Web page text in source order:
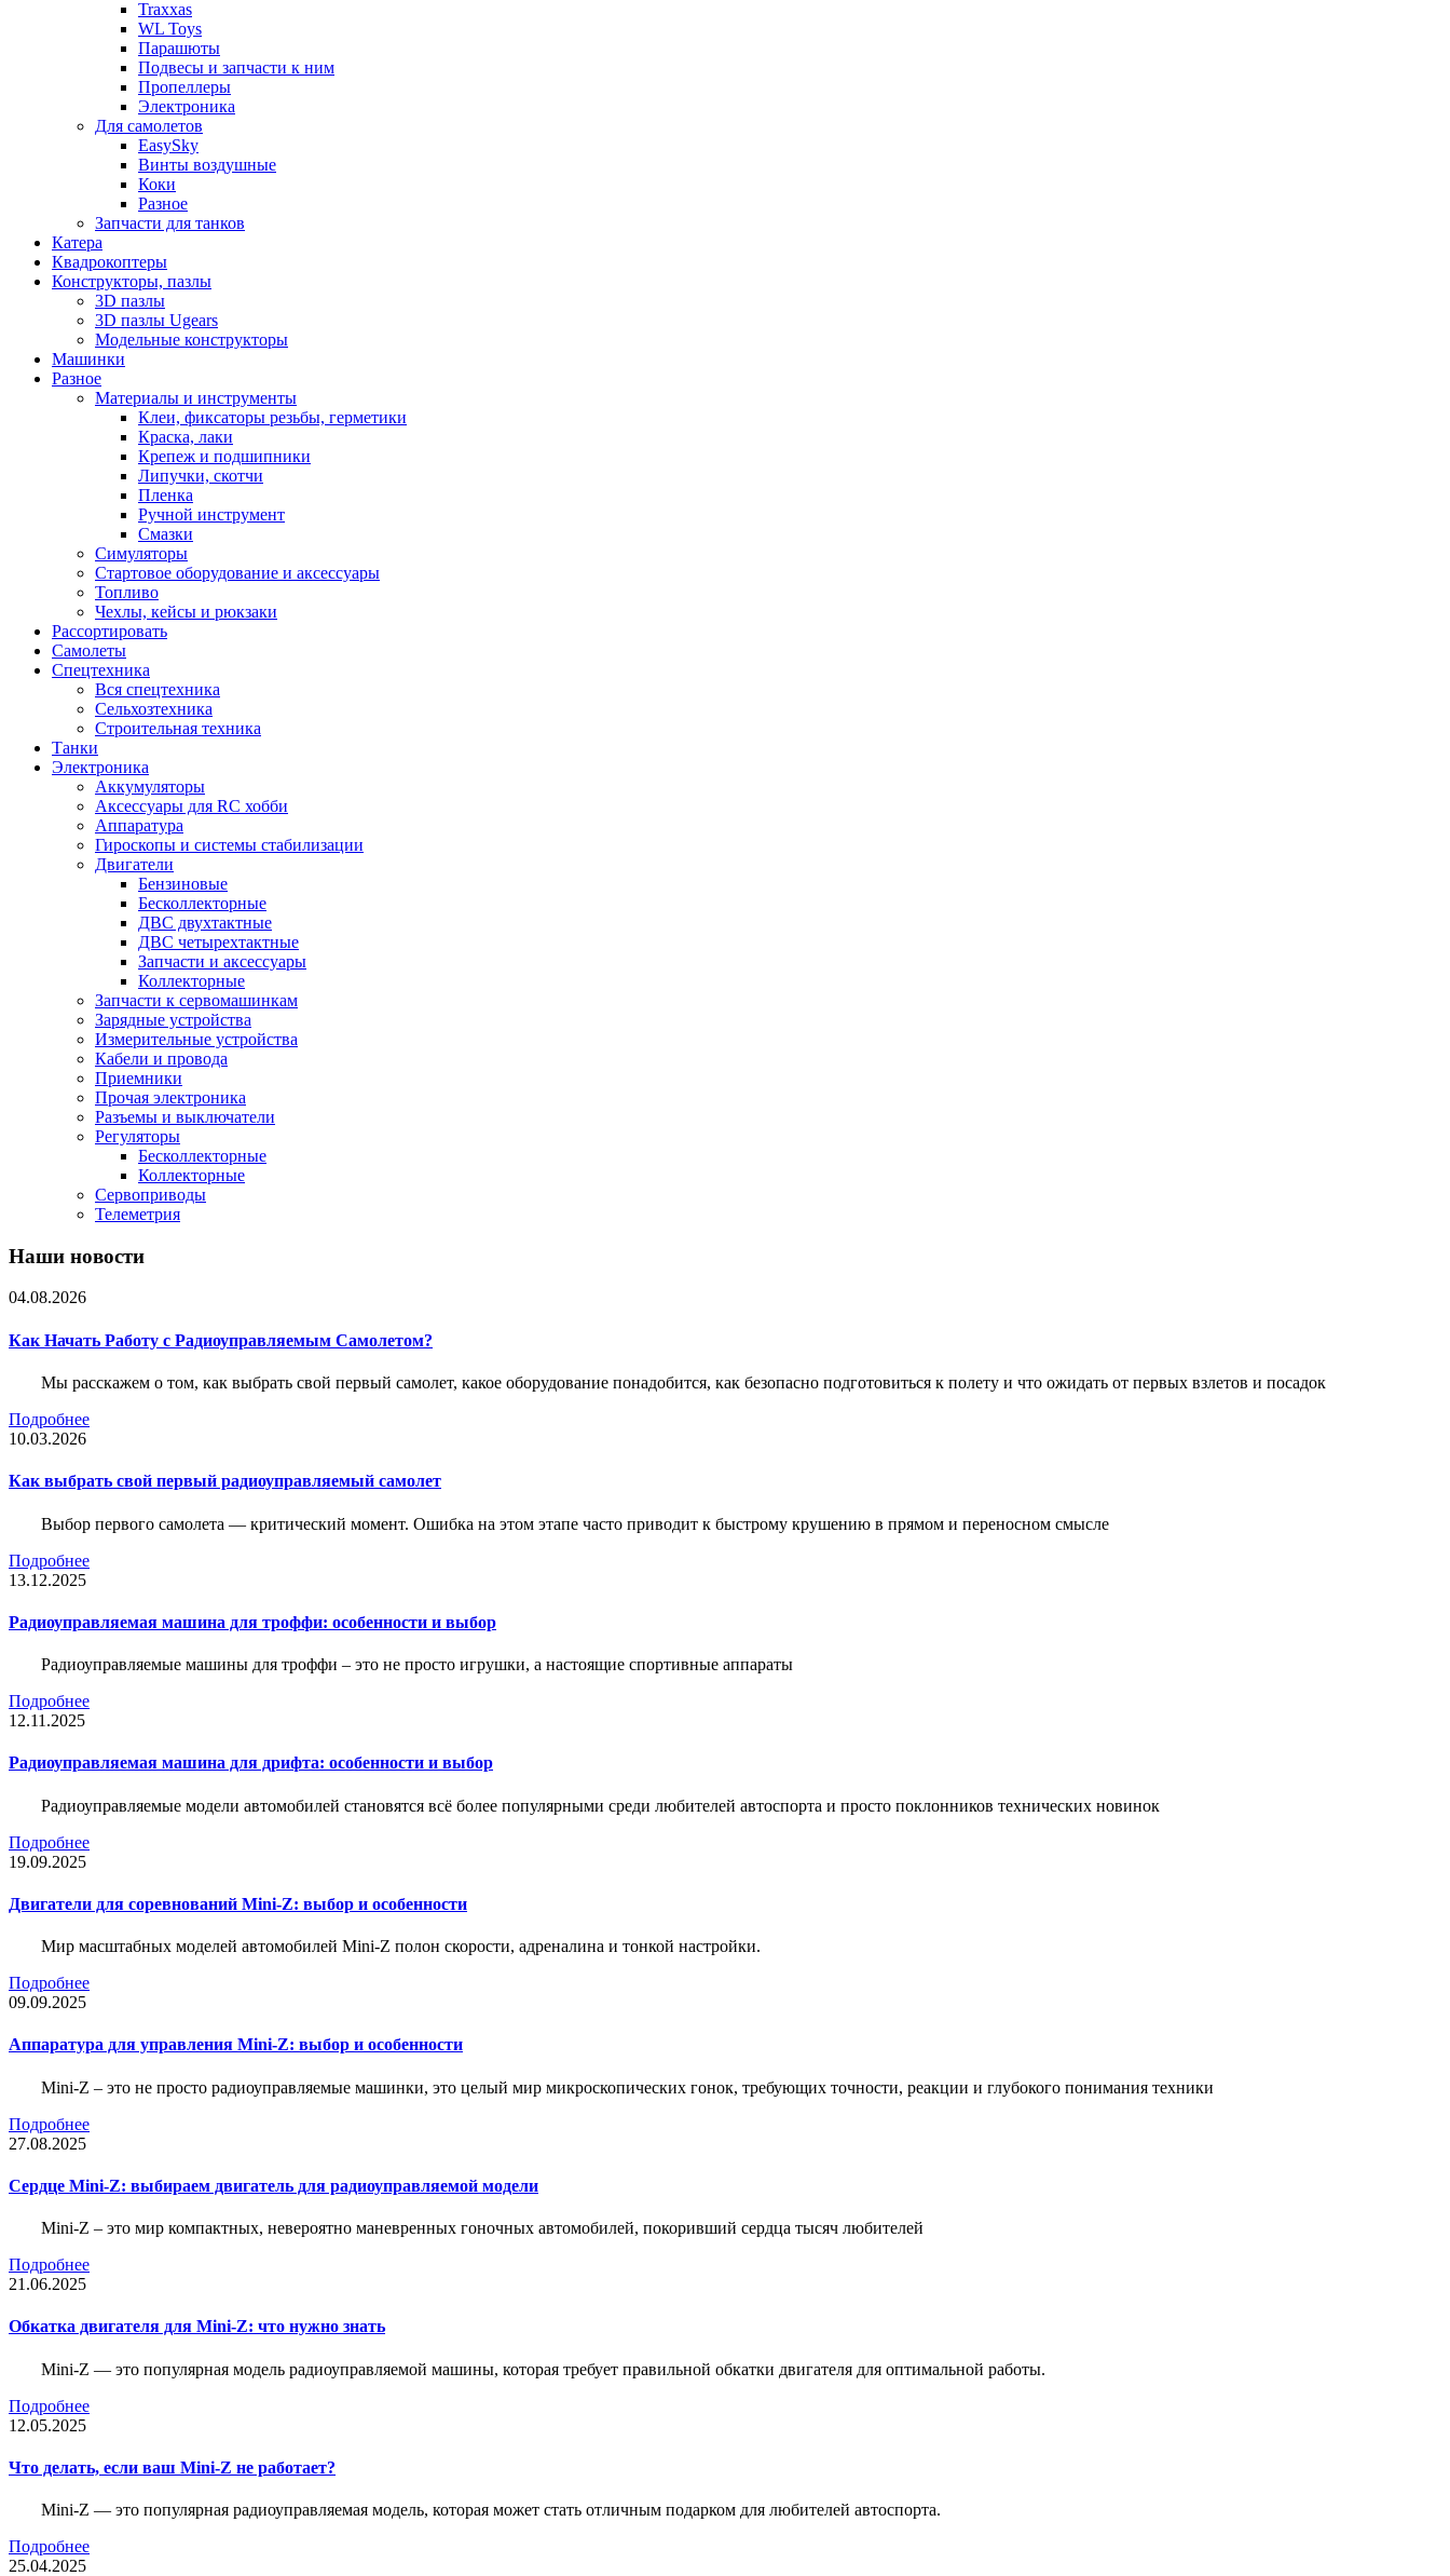
Traxxas
WL Toys
Парашюты
Подвесы и запчасти к ним
Пропеллеры
Электроника
Для самолетов
EasySky
Винты воздушные
Коки
Разное
Запчасти для танков
Катера
Квадрокоптеры
Конструкторы, пазлы
3D пазлы
3D пазлы Ugears
Модельные конструкторы
Машинки
Разное
Материалы и инструменты
Клеи, фиксаторы резьбы, герметики
Краска, лаки
Крепеж и подшипники
Липучки, скотчи
Пленка
Ручной инструмент
Смазки
Симуляторы
Стартовое оборудование и аксессуары
Топливо
Чехлы, кейсы и рюкзаки
Рассортировать
Самолеты
Спецтехника
Вся спецтехника
Сельхозтехника
Строительная техника
Танки
Электроника
Аккумуляторы
Аксессуары для RC хобби
Аппаратура
Гироскопы и системы стабилизации
Двигатели
Бензиновые
Бесколлекторные
ДВС двухтактные
ДВС четырехтактные
Запчасти и аксессуары
Коллекторные
Запчасти к сервомашинкам
Зарядные устройства
Измерительные устройства
Кабели и провода
Приемники
Прочая электроника
Разъемы и выключатели
Регуляторы
Бесколлекторные
Коллекторные
Сервоприводы
Телеметрия
Наши новости
04.08.2026
Как Начать Работу с Радиоуправляемым Самолетом?
Мы расскажем о том, как выбрать свой первый самолет, какое оборудование понадобится, как безопасно подготовиться к полету и что ожидать от первых взлетов и посадок
Подробнее
10.03.2026
Как выбрать свой первый радиоуправляемый самолет
Выбор первого самолета — критический момент. Ошибка на этом этапе часто приводит к быстрому крушению в прямом и переносном смысле
Подробнее
13.12.2025
Радиоуправляемая машина для троффи: особенности и выбор
Радиоуправляемые машины для троффи – это не просто игрушки, а настоящие спортивные аппараты
Подробнее
12.11.2025
Радиоуправляемая машина для дрифта: особенности и выбор
Радиоуправляемые модели автомобилей становятся всё более популярными среди любителей автоспорта и просто поклонников технических новинок
Подробнее
19.09.2025
Двигатели для соревнований Mini-Z: выбор и особенности
Мир масштабных моделей автомобилей Mini-Z полон скорости, адреналина и тонкой настройки.
Подробнее
09.09.2025
Аппаратура для управления Mini-Z: выбор и особенности
Mini-Z – это не просто радиоуправляемые машинки, это целый мир микроскопических гонок, требующих точности, реакции и глубокого понимания техники
Подробнее
27.08.2025
Сердце Mini-Z: выбираем двигатель для радиоуправляемой модели
Mini-Z – это мир компактных, невероятно маневренных гоночных автомобилей, покоривший сердца тысяч любителей
Подробнее
21.06.2025
Обкатка двигателя для Mini-Z: что нужно знать
Mini-Z — это популярная модель радиоуправляемой машины, которая требует правильной обкатки двигателя для оптимальной работы.
Подробнее
12.05.2025
Что делать, если ваш Mini-Z не работает?
Mini-Z — это популярная радиоуправляемая модель, которая может стать отличным подарком для любителей автоспорта.
Подробнее
25.04.2025